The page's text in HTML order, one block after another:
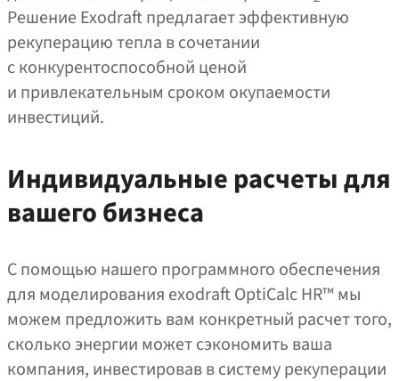
Решение Exodraft предлагает эффективную
рекуперацию тепла в сочетании
с конкурентоспособной ценой
и привлекательным сроком окупаемости
инвестиций.
Индивидуальные расчеты для
вашего бизнеса
С помощью нашего программного обеспечения
для моделирования exodraft OptiCalc HR™ мы
можем предложить вам конкретный расчет того,
сколько энергии может сэкономить ваша
компания, инвестировав в систему рекуперации